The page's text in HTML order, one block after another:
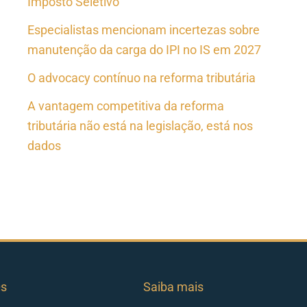
Especialistas mencionam incertezas sobre
manutenção da carga do IPI no IS em 2027
O advocacy contínuo na reforma tributária
A vantagem competitiva da reforma
tributária não está na legislação, está nos
dados
Saiba mais